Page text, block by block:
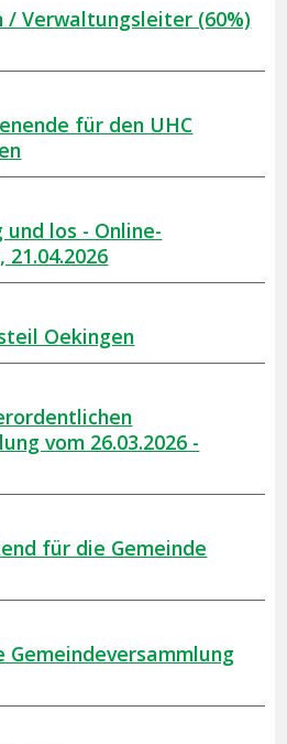
Verwaltungsleiter (60%)
für den UHC
los - Online-
Oekingen
vom 26.03.2026 -
für die Gemeinde